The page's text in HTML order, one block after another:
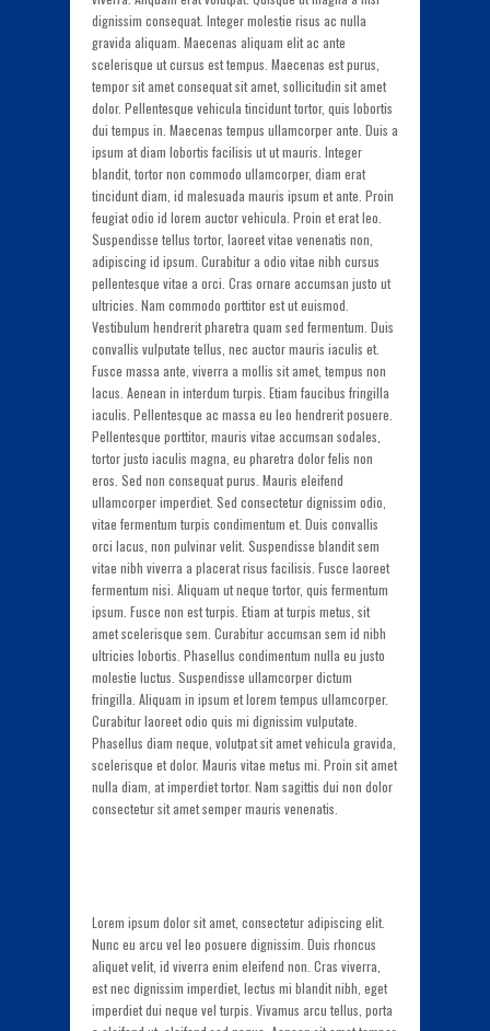
dignissim consequat. Integer molestie risus ac nulla
gravida aliquam. Maecenas aliquam elit ac ante
scelerisque ut cursus est tempus. Maecenas est purus,
tempor sit amet consequat sit amet, sollicitudin sit amet
dolor. Pellentesque vehicula tincidunt tortor, quis lobortis
dui tempus in. Maecenas tempus ullamcorper ante. Duis a
ipsum at diam lobortis facilisis ut ut mauris. Integer
blandit, tortor non commodo ullamcorper, diam erat
tincidunt diam, id malesuada mauris ipsum et ante. Proin
feugiat odio id lorem auctor vehicula. Proin et erat leo.
Suspendisse tellus tortor, laoreet vitae venenatis non,
adipiscing id ipsum. Curabitur a odio vitae nibh cursus
pellentesque vitae a orci. Cras ornare accumsan justo ut
ultricies. Nam commodo porttitor est ut euismod.
Vestibulum hendrerit pharetra quam sed fermentum. Duis
convallis vulputate tellus, nec auctor mauris iaculis et.
Fusce massa ante, viverra a mollis sit amet, tempus non
lacus. Aenean in interdum turpis. Etiam faucibus fringilla
iaculis. Pellentesque ac massa eu leo hendrerit posuere.
Pellentesque porttitor, mauris vitae accumsan sodales,
tortor justo iaculis magna, eu pharetra dolor felis non
eros. Sed non consequat purus. Mauris eleifend
ullamcorper imperdiet. Sed consectetur dignissim odio,
vitae fermentum turpis condimentum et. Duis convallis
orci lacus, non pulvinar velit. Suspendisse blandit sem
vitae nibh viverra a placerat risus facilisis. Fusce laoreet
fermentum nisi. Aliquam ut neque tortor, quis fermentum
ipsum. Fusce non est turpis. Etiam at turpis metus, sit
amet scelerisque sem. Curabitur accumsan sem id nibh
ultricies lobortis. Phasellus condimentum nulla eu justo
molestie luctus. Suspendisse ullamcorper dictum
fringilla. Aliquam in ipsum et lorem tempus ullamcorper.
Curabitur laoreet odio quis mi dignissim vulputate.
Phasellus diam neque, volutpat sit amet vehicula gravida,
scelerisque et dolor. Mauris vitae metus mi. Proin sit amet
nulla diam, at imperdiet tortor. Nam sagittis dui non dolor
consectetur sit amet semper mauris venenatis.
Lorem ipsum dolor sit amet, consectetur adipiscing elit.
Nunc eu arcu vel leo posuere dignissim. Duis rhoncus
aliquet velit, id viverra enim eleifend non. Cras viverra,
est nec dignissim imperdiet, lectus mi blandit nibh, eget
imperdiet dui neque vel turpis. Vivamus arcu tellus, porta